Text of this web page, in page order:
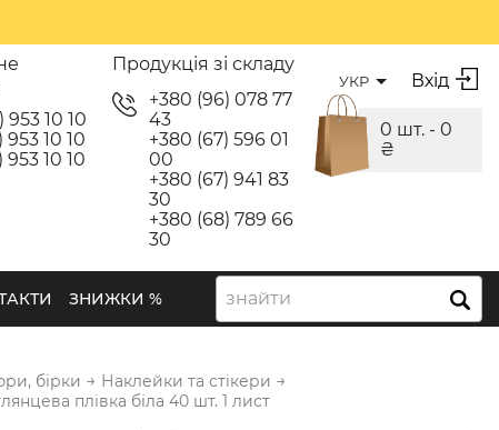
953 10 10
953 10 10
953 10 10
Продукція зі складу
+380 (96) 078 77
43
+380 (67) 596 01
00
+380 (67) 941 83
30
+380 (68) 789 66
30
УКР Вхід
0 шт. - 0
₴
ЗНИЖКИ % знайти
бірки → Наклейки та стікери →
плівка біла 40 шт. 1 лист